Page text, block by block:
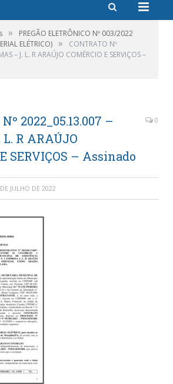
»
PREGÃO ELETRÔNICO Nº 003/2022
ELÉTRICO) »
CONTRATO Nº
– J. L. R ARAÚJO COMÉRCIO E SERVIÇOS –
2022_05.13.007 –
R ARAÚJO
SERVIÇOS – Assinado
0
JULHO DE 2022